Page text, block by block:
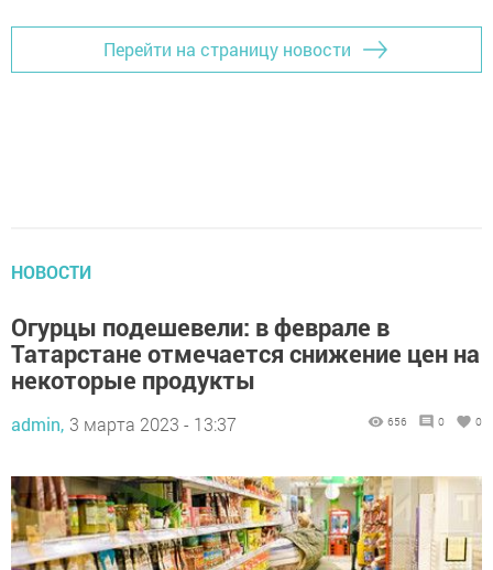
Перейти на страницу новости
НОВОСТИ
Огурцы подешевели: в феврале в
Татарстане отмечается снижение цен на
некоторые продукты
admin, 3 марта 2023 - 13:37 656 0 0